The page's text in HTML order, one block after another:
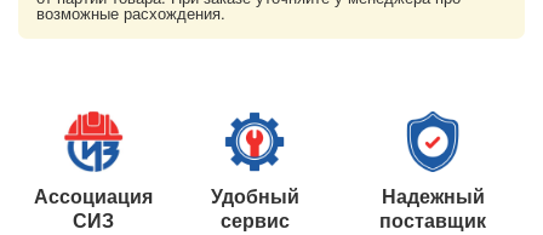
возможные расхождения.
Ассоциация
СИЗ
Удобный
сервис
Надежный
поставщик